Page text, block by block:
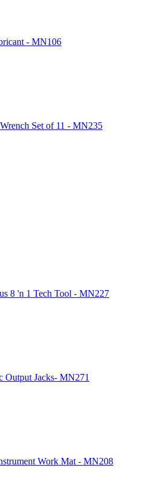
- MN106
Set of 11 - MN235
8 'n 1 Tech Tool - MN227
Output Jacks- MN271
Work Mat - MN208